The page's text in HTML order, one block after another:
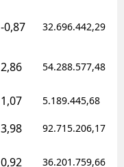
-0,87 32.696.442,29
2,86 54.288.577,48
1,07 5.189.445,68
3,98 92.715.206,17
0,92 36.201.759,66